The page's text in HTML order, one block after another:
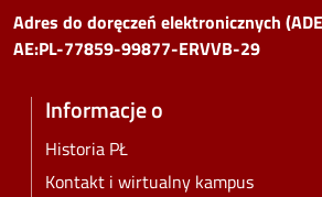
Adres do doręczeń elektronicznych
AE:PL-77859-99877-ERVVB-29
Informacje o
Historia PŁ
Kontakt i wirtualny kampus